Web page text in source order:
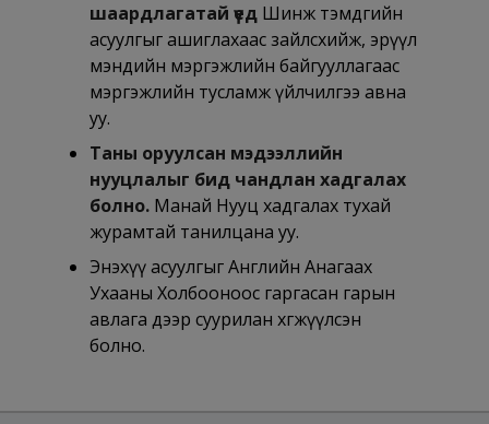
шаардлагатай үед Шинж тэмдгийн
асуулгыг ашиглахаас зайлсхийж, эрүүл
мэндийн мэргэжлийн байгууллагаас
мэргэжлийн тусламж үйлчилгээ авна
уу.
Таны оруулсан мэдээллийн
нууцлалыг бид чандлан хадгалах
болно. Манай Нууц хадгалах тухай
журамтай танилцана уу.
Энэхүү асуулгыг Английн Анагаах
Ухааны Холбооноос гаргасан гарын
авлага дээр суурилан хөгжүүлсэн
болно.